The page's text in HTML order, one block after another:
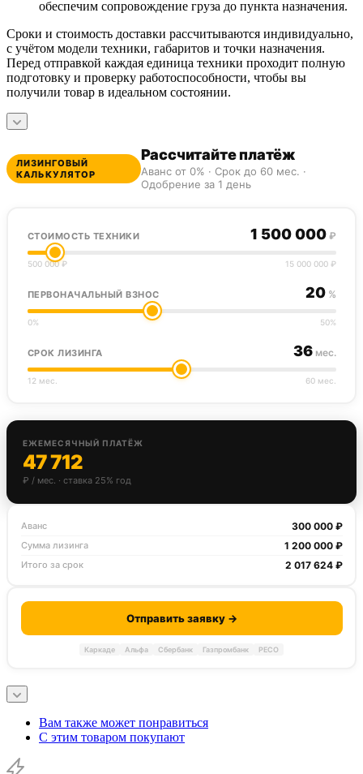
обеспечим сопровождение груза до пункта назначения.
Сроки и стоимость доставки рассчитываются индивидуально,
с учётом модели техники, габаритов и точки назначения.
Перед отправкой каждая единица техники проходит полную
подготовку и проверку работоспособности, чтобы вы
получили товар в идеальном состоянии.
ЛИЗИНГОВЫЙ
КАЛЬКУЛЯТОР
Рассчитайте платёж
Аванс от 0% · Срок до 60 мес. ·
Одобрение за 1 день
СТОИМОСТЬ ТЕХНИКИ 1 500 000 ₽
500 000 ₽ 15 000 000 ₽
ПЕРВОНАЧАЛЬНЫЙ ВЗНОС 20 %
0% 50%
СРОК ЛИЗИНГА 36 мес.
12 мес. 60 мес.
ЕЖЕМЕСЯЧНЫЙ ПЛАТЁЖ
47 712
₽ / мес. · ставка 25% год
Аванс 300 000 ₽
Сумма лизинга 1 200 000 ₽
Итого за срок 2 017 624 ₽
Отправить заявку →
Каркаде Альфа Сбербанк Газпромбанк РЕСО
Вам также может понравиться
С этим товаром покупают